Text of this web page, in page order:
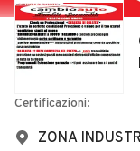
Noleggio a
Auto
Certificazioni:
ZONA